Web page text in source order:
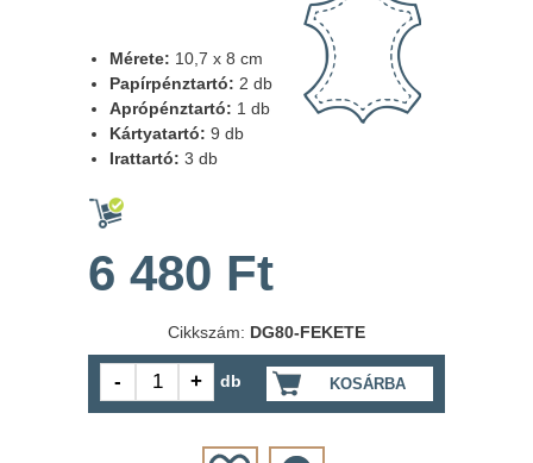
Mérete: 10,7 x 8 cm
Papírpénztartó: 2 db
Aprópénztartó: 1 db
Kártyatartó: 9 db
Irattartó: 3 db
6 480 Ft
Cikkszám: DG80-FEKETE
KOSÁRBA
db